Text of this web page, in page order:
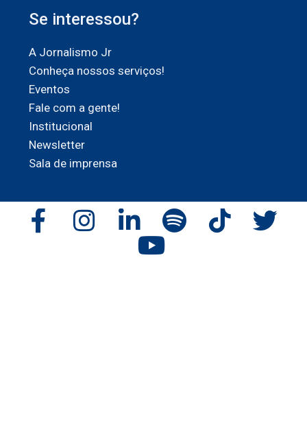
Se interessou?
A Jornalismo Jr
Conheça nossos serviços!
Eventos
Fale com a gente!
Institucional
Newsletter
Sala de imprensa